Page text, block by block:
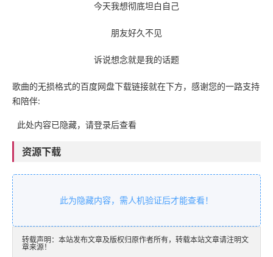
今天我想彻底坦白自己
朋友好久不见
诉说想念就是我的话题
歌曲的无损格式的百度网盘下载链接就在下方，感谢您的一路支持
和陪伴:
此处内容已隐藏，请登录后查看
资源下载
此为隐藏内容，需人机验证后才能查看！
转载声明：本站发布文章及版权归原作者所有，转载本站文章请注明文
章来源！